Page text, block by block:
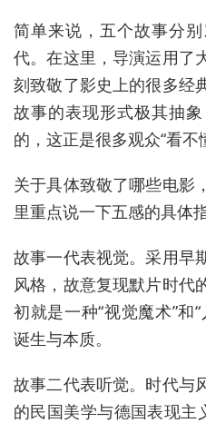
简单来说，五个故事分
代。在这里，导演运用了
刻致敬了影史上的很多经
故事的表现形式极其抽
的，这正是很多观众“看不
关于具体致敬了哪些电影
里重点说一下五感的具体
故事一代表视觉。采用早
风格，故意复现默片时代
初就是一种“视觉魔术”和
诞生与本质。
故事二代表听觉。时代与
的民国美学与德国表现主